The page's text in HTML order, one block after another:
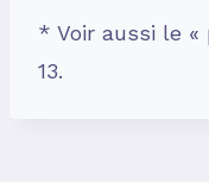
* Voir aussi le «
13.